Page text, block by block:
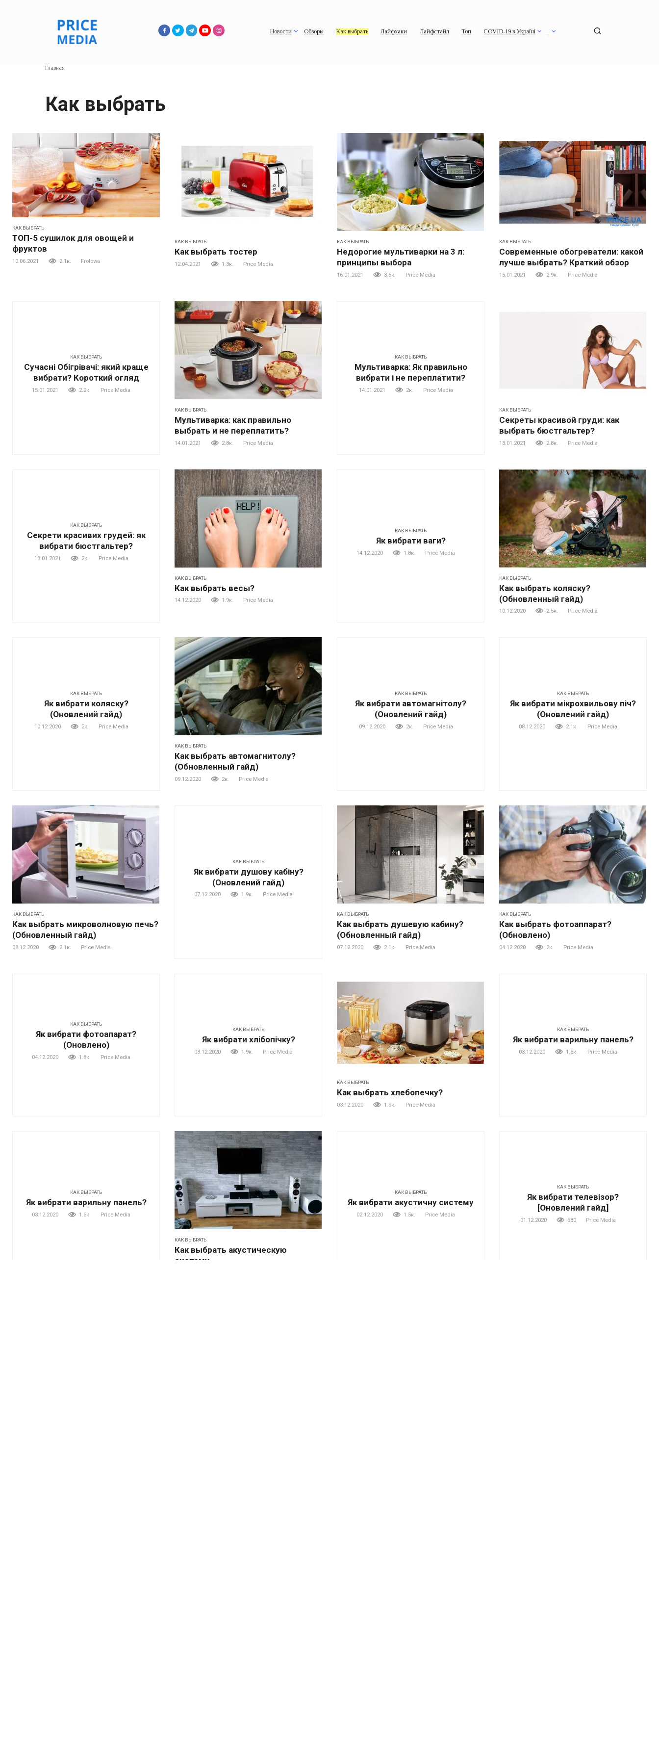
Новости Обзоры Как выбрать Лайфхаки Лайфстайл Топ COVID-19 в Україні
Главная
Как выбрать
КАК ВЫБРАТЬ
ТОП-5 сушилок для овощей и
фруктов
10.06.2021 2.1к. Frolowa
КАК ВЫБРАТЬ
Как выбрать тостер
12.04.2021 1.3к. Price Media
КАК ВЫБРАТЬ
Недорогие мультиварки на 3 л:
принципы выбора
16.01.2021 3.5к. Price Media
КАК ВЫБРАТЬ
Современные обогреватели: какой
лучше выбрать? Краткий обзор
15.01.2021 2.9к. Price Media
КАК ВЫБРАТЬ
Сучасні Обігрівачі: який краще
вибрати? Короткий огляд
15.01.2021 2.2к. Price Media
КАК ВЫБРАТЬ
Мультиварка: как правильно
выбрать и не переплатить?
14.01.2021 2.8к. Price Media
КАК ВЫБРАТЬ
Мультиварка: Як правильно
вибрати і не переплатити?
14.01.2021 2к. Price Media
КАК ВЫБРАТЬ
Секреты красивой груди: как
выбрать бюстгальтер?
13.01.2021 2.8к. Price Media
КАК ВЫБРАТЬ
Секрети красивих грудей: як
вибрати бюстгальтер?
13.01.2021 2к. Price Media
КАК ВЫБРАТЬ
Как выбрать весы?
14.12.2020 1.9к. Price Media
КАК ВЫБРАТЬ
Як вибрати ваги?
14.12.2020 1.8к. Price Media
КАК ВЫБРАТЬ
Как выбрать коляску?
(Обновленный гайд)
10.12.2020 2.5к. Price Media
КАК ВЫБРАТЬ
Як вибрати коляску?
(Оновлений гайд)
10.12.2020 2к. Price Media
КАК ВЫБРАТЬ
Как выбрать автомагнитолу?
(Обновленный гайд)
09.12.2020 2к. Price Media
КАК ВЫБРАТЬ
Як вибрати автомагнітолу?
(Оновлений гайд)
09.12.2020 2к. Price Media
КАК ВЫБРАТЬ
Як вибрати мікрохвильову піч?
(Оновлений гайд)
08.12.2020 2.1к. Price Media
КАК ВЫБРАТЬ
Как выбрать микроволновую печь?
(Обновленный гайд)
08.12.2020 2.1к. Price Media
КАК ВЫБРАТЬ
Як вибрати душову кабіну?
(Оновлений гайд)
07.12.2020 1.9к. Price Media
КАК ВЫБРАТЬ
Как выбрать душевую кабину?
(Обновленный гайд)
07.12.2020 2.1к. Price Media
КАК ВЫБРАТЬ
Как выбрать фотоаппарат?
(Обновлено)
04.12.2020 2к. Price Media
КАК ВЫБРАТЬ
Як вибрати фотоапарат?
(Оновлено)
04.12.2020 1.8к. Price Media
КАК ВЫБРАТЬ
Як вибрати хлібопічку?
03.12.2020 1.9к. Price Media
КАК ВЫБРАТЬ
Как выбрать хлебопечку?
03.12.2020 1.9к. Price Media
КАК ВЫБРАТЬ
Як вибрати варильну панель?
03.12.2020 1.6к. Price Media
КАК ВЫБРАТЬ
Як вибрати варильну панель?
03.12.2020 1.6к. Price Media
КАК ВЫБРАТЬ
Как выбрать акустическую
систему
КАК ВЫБРАТЬ
Як вибрати акустичну систему
02.12.2020 1.5к. Price Media
КАК ВЫБРАТЬ
Як вибрати телевізор?
[Оновлений гайд]
01.12.2020 680 Price Media